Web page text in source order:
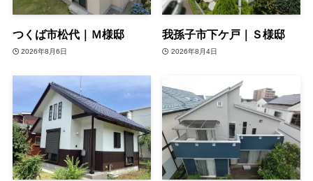
つくば市松代｜Ｍ様邸
2026年8月6日
我孫子市下ケ戸｜Ｓ様邸
2026年8月4日